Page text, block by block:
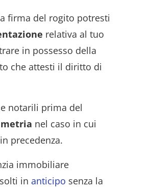
firma del rogito potresti
relativa al tuo
in possesso della
che attesti il diritto di
notarili prima del
nel caso in cui
precedenza.
immobiliare
in anticipo senza la